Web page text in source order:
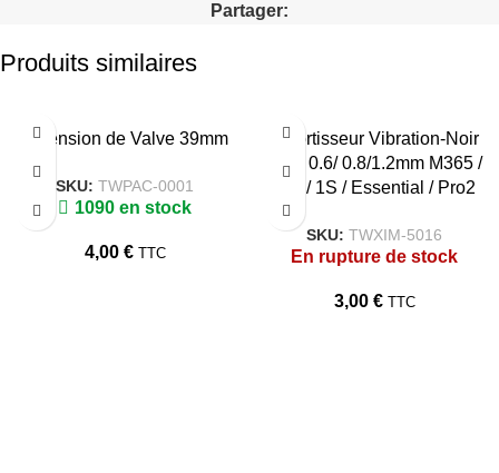
Partager:
Produits similaires
Extension de Valve 39mm
SKU: TWPAC-0001
1090 en stock
4,00 € TTC
Amortisseur Vibration-Noir
3pcs 0.6/ 0.8/1.2mm M365 /
Pro / 1S / Essential / Pro2
SKU: TWXIM-5016
En rupture de stock
3,00 € TTC